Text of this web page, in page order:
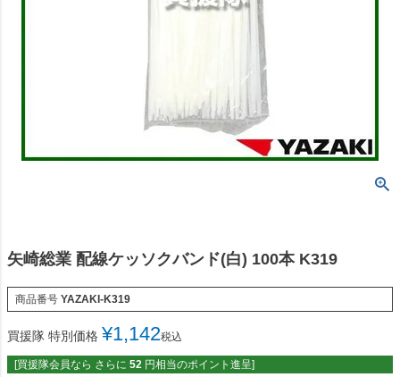
矢崎総業 配線ケッソクバンド(白) 100本 K319
商品番号 YAZAKI-K319
買援隊 特別価格 ¥1,142税込
[買援隊会員なら さらに 52 円相当のポイント進呈]